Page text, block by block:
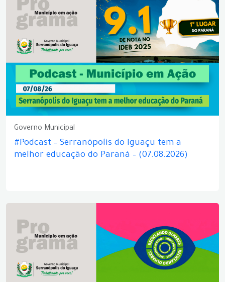
Governo Municipal
#Podcast – Serranópolis do Iguaçu tem a
melhor educação do Paraná – (07.08.2026)